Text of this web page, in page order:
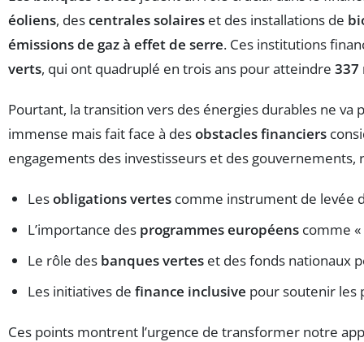
éoliens, descentrales solaires et des installations de
émissions de gaz à effet de serre. Ces institutions
verts, qui ont quadruplé en trois ans pour atteindre 337
Pourtant, la transition vers des énergies durables ne va
immense mais fait face à desobstacles financiers
engagements des investisseurs et des
Lesobligations vertes comme instrument de levée
L’importance des programmes européens comme
Le rôle des banques vertes et des fonds nationaux
Les initiatives de finance inclusive pour soutenir les
Ces points montrent l’urgence de transformer notre